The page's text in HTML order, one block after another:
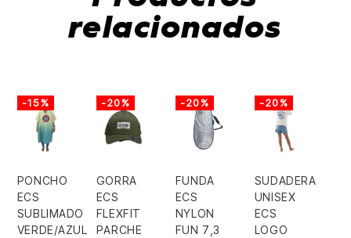
relacionados
PONCHO
ECS
SUBLIMADO
VERDE/AZUL
-15%
GORRA
ECS
FLEXFIT
PARCHE
-20%
FUNDA
ECS
NYLON
FUN 7,3
-20%
SUDADERA
UNISEX
ECS
LOGO
-20%